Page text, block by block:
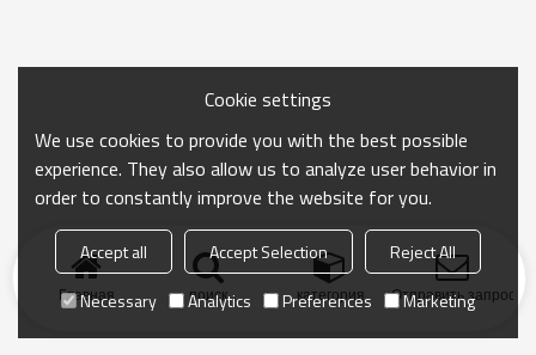
Главная поиск категория Отправить запрос
Cookie settings
We use cookies to provide you with the best possible
experience. They also allow us to analyze user behavior in
order to constantly improve the website for you.
Accept all Accept Selection
Reject All
Necessary
Analytics Preferences Marketing